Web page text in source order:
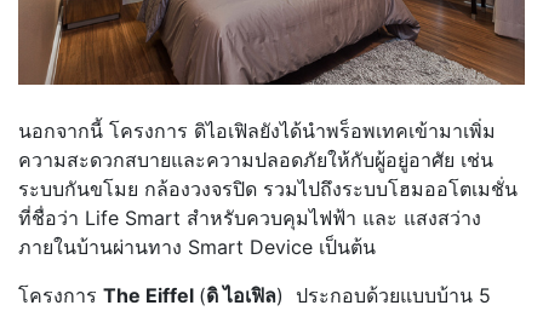
นอกจากนี้ โครงการ ดิไอเฟิลยังได้นำพร็อพเทคเข้ามาเพิ่ม
ความสะดวกสบายและความปลอดภัยให้กับผู้อยู่อาศัย เช่น
ระบบกันขโมย กล้องวงจรปิด รวมไปถึงระบบโฮมออโตเมชั่น
ที่ชื่อว่า Life Smart สำหรับควบคุมไฟฟ้า และ แสงสว่าง
ภายในบ้านผ่านทาง Smart Device เป็นต้น
โครงการ The Eiffel (ดิ ไอเฟิล) ประกอบด้วยแบบบ้าน 5